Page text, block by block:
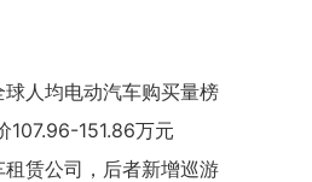
人均电动汽车购买量榜
107.96-151.86万元
赁公司，后者新增巡游